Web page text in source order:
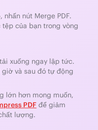
nút Merge PDF.
của bạn trong vòng
xuống ngay lập tức.
và sau đó tự động
lớn hơn mong muốn,
PDF để giảm
lượng.